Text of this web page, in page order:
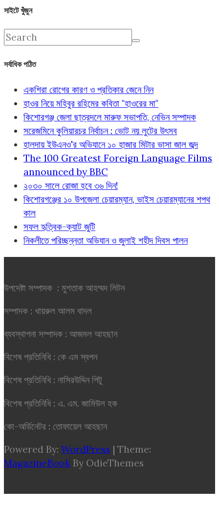
সাইটে খুঁজুন
সর্বাধিক পঠিত
একশিরা রোগের কারণ ও প্রতিকার জেনে নিন
হাওর নিয়ে মহিবুর রহিমের কবিতা "হাওরের মা"
কিশোরগঞ্জ জেলা ছাত্রদলে মারুফ সভাপতি, নেভিন সম্পাদক
সরেজমিনে কুলিয়ারচর নির্বাচন : ভোট নয় লুটের উৎসব
হালদায় ইউএনও'র অভিযানে ১০ হাজার মিটার ভাসা জাল জব্দ
The 100 Greatest Foreign Language Films
announced by BBC
২০৩০ সালে রোজা হবে ৩৬ দিন!
কিশোরগঞ্জের ১০ উপজেলা চেয়ারম্যান, ভাইস চেয়ারম্যানের শপথ
কাল
সফল হৃত্বিক-ক্যাট জুটি
নিকলীতে পরিচ্ছন্নতা অভিযান ও জুলাই শহীদ দিবস পালন
উপদেষ্টা সম্পাদক : মুশতাক আহম্মদ লিটন
সম্পাদক : খায়রুল আলম বাদল
ব্যবস্থাপনা সম্পাদক : আজমল আহছান
বিশেষ প্রতিনিধি : কে এম স্বপন
বিশেষ প্রতিনিধি : নাসিরউদ্দিন পিটু
বিশেষ প্রতিনিধি : এ. এম. জামিউল হক
কো-অর্ডিনেটর : তোফায়েল আহছান
Powered By: WordPress | Theme:
MagazineBook By OdieThemes